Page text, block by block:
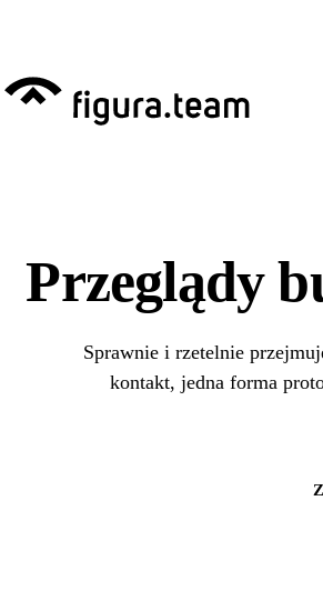
Przeglądy
Sprawnie i rzetelnie
kontakt, jedna forma